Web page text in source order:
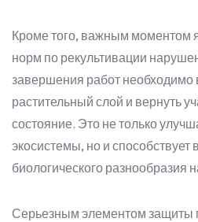
Кроме того, важным моментом
норм по рекультивации
завершения работ необходимо
растительный слой и вернуть
состояние. Это не только
экосистемы, но и
биологического разнообразия
Серьезным элементом защиты